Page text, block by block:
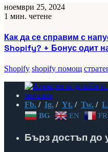
ноември 25, 2024
1 мин. четене
Как да се справим с
Shopify? + Бонус одит
Shopify shopify помощ
Fb. / Ig. / Yt. / Tw. /
BG EN FR
Бърз достъп до